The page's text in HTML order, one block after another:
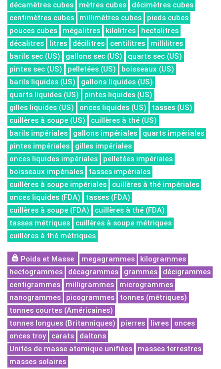
décamètres cubes
mètres cubes
décimètres cubes
centimètres cubes
millimètres cubes
pieds cubes
pouces cubes
mégalitres kilolitres
hectolitres
décalitres
litres décilitres centilitres
millilitres
barils sec (US)
gallons sec (US)
quarts sec (US)
pintes sec (US)
pelletées (US)
boisseaux (US)
barils liquides (US)
gallons liquides (US)
quarts liquides (US)
pintes liquides (US)
gilles liquides (US)
onces liquides (US)
tasses (US)
cuillères à soupe (US)
cuillères à thé (US)
barils impériales
gallons impériales
quarts impériales
pintes impériales
gilles impériales
onces liquides impériales
pelletées impériales
boisseaux impériales
tasses impériales
cuillères à soupe impériales
cuillères à thé impériales
onces liquides (FDA)
tasses (FDA)
cuillères à soupe (FDA)
cuillères à thé (FDA)
tasses métriques
cuillères à soupe métriques
cuillères à thé métriques
Poids et Masse megagrammes
kilogrammes
hectogrammes
décagrammes grammes
décigrammes
centigrammes
milligrammes
microgrammes
nanogrammes
picogrammes
tonnes (métriques)
tonnes courtes (Américaines)
tonnes longues (Britanniques)
pierres livres
onces
onces troy
carats
daltons
Unités de masse atomique unifiées
masses terrestres
masses solaires